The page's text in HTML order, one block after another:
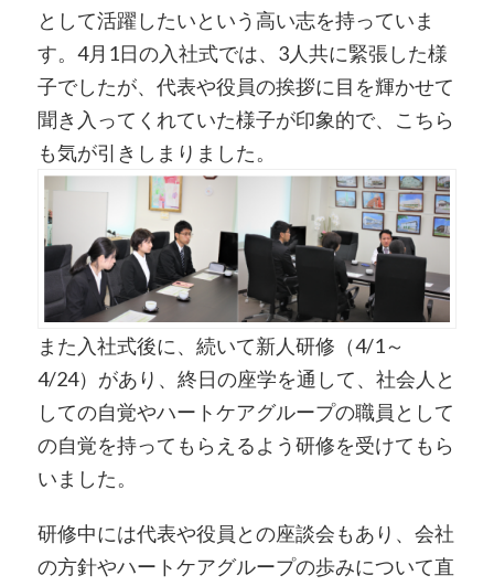
として活躍したいという高い志を持っていま
す。4月1日の入社式では、3人共に緊張した様
子でしたが、代表や役員の挨拶に目を輝かせて
聞き入ってくれていた様子が印象的で、こちら
も気が引きしまりました。
また入社式後に、続いて新人研修（4/1～
4/24）があり、終日の座学を通して、社会人と
しての自覚やハートケアグループの職員として
の自覚を持ってもらえるよう研修を受けてもら
いました。
研修中には代表や役員との座談会もあり、会社
の方針やハートケアグループの歩みについて直